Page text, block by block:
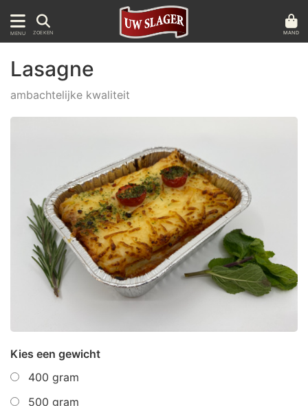
MENU ZOEKEN MAND
Lasagne
ambachtelijke kwaliteit
Kies een gewicht
400 gram
500 gram